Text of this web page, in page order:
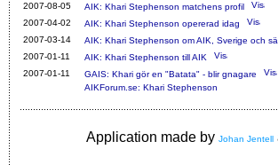
2007-08-05
AIK: Khari Stephenson matchens profil
2007-04-02
AIK: Khari Stephenson opererad idag
2007-03-14
AIK: Khari Stephenson om AIK, Sverige och
2007-01-11
AIK: Khari Stephenson till AIK
2007-01-11
GAIS: Khari gör en "Batata" - blir gnagare
AIKForum.se: Khari Stephenson
Application made by Johan Jentell